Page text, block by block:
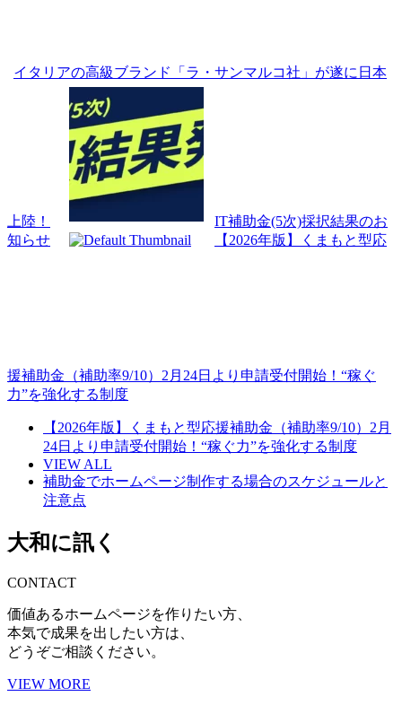
イタリアの高級ブランド「ラ・サンマルコ社」が遂に日本
上陸！
IT補助金(5次)採択結果のお
知らせ
【2026年版】くまもと型応
援補助金（補助率9/10）2月24日より申請受付開始！“稼ぐ
力”を強化する制度
【2026年版】くまもと型応援補助金（補助率9/10）2月
24日より申請受付開始！“稼ぐ力”を強化する制度
VIEW ALL
補助金でホームページ制作する場合のスケジュールと
注意点
大和に訊く
CONTACT
価値あるホームページを作りたい方、
本気で成果を出したい方は、
どうぞご相談ください。
VIEW MORE